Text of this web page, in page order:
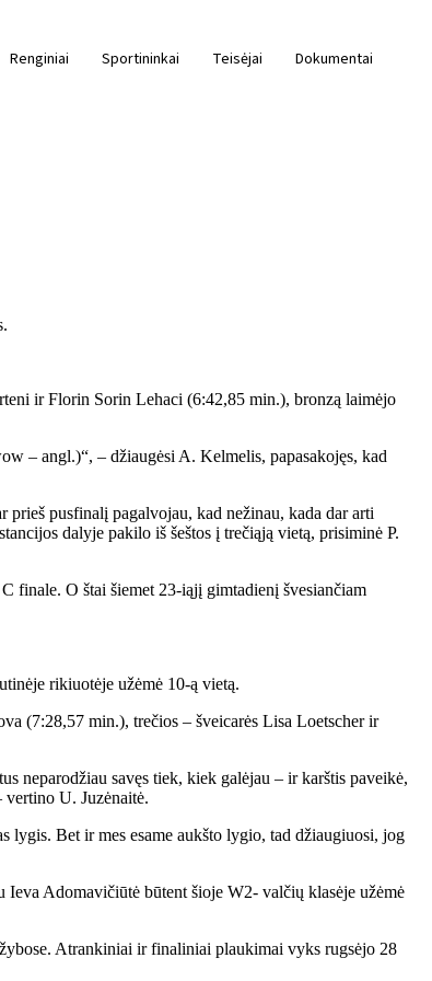
Renginiai Sportininkai Teisėjai Dokumentai
ir Florin Sorin Lehaci (6:42,85 min.), bronzą laimėjo
– angl.)“, – džiaugėsi A. Kelmelis, papasakojęs, kad
pusfinalį pagalvojau, kad nežinau, kada dar arti
dalyje pakilo iš šeštos į trečiąją vietą, prisiminė P.
finale. O štai šiemet 23-iąjį gimtadienį švesiančiam
rikiuotėje užėmė 10-ą vietą.
(7:28,57 min.), trečios – šveicarės Lisa Loetscher ir
neparodžiau savęs tiek, kiek galėjau – ir karštis paveikė,
vertino U. Juzėnaitė.
lygis. Bet ir mes esame aukšto lygio, tad džiaugiuosi, jog
Adomavičiūtė būtent šioje W2- valčių klasėje užėmė
Atrankiniai ir finaliniai plaukimai vyks rugsėjo 28